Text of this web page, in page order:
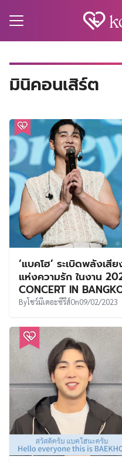
มินิคอนเสิร์ต
‘แบคโฮ’ ระเบิดพลังเ
แห่งความรัก ในงาน
CONCERT IN
Byโชว์มีเดอะซีรีส์On09/02/2023